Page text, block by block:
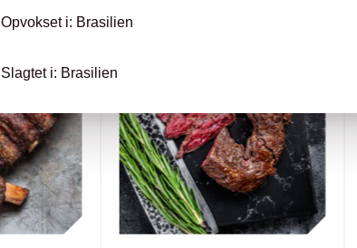
Opvokset i: Brasilien
Slagtet i: Brasilien